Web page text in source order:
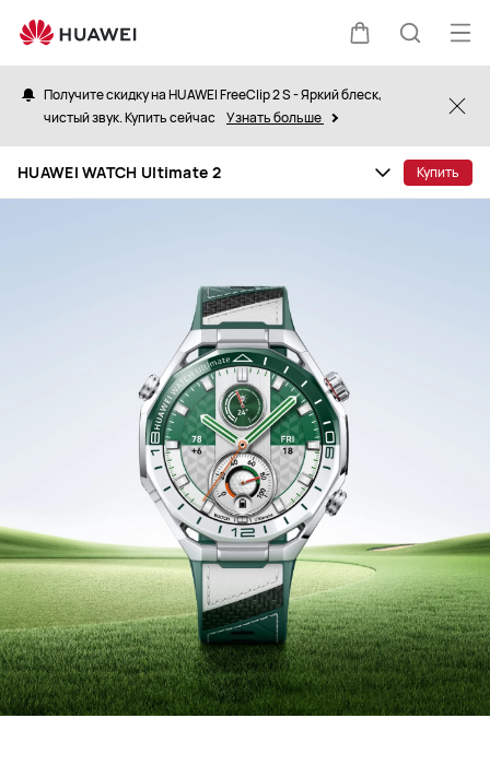
WATCH
Ultimate
Щупальца
Поиск
сайту
Получите скидку на HUAWEI FreeClip 2 S - Яркий блеск,
чистый звук. Купить сейчас Узнать больше
HUAWEI WATCH Ultimate 2 Купить